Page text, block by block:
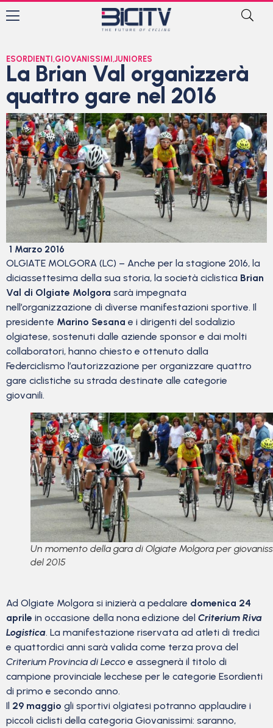
ESORDIENTI ,GIOVANISSIMI ,JUNIORES
La Brian Val organizzerà
quattro gare nel 2016
1 Marzo 2016
OLGIATE MOLGORA (LC) – Anche per la stagione 2016, la
diciassettesima della sua storia, la società ciclistica Brian
Val di Olgiate Molgora sarà impegnata
nell’organizzazione di diverse manifestazioni sportive. Il
presidente Marino Sesana e i dirigenti del sodalizio
olgiatese, sostenuti dalle aziende sponsor e dai molti
collaboratori, hanno chiesto e ottenuto dalla
Federciclismo l’autorizzazione per organizzare quattro
gare ciclistiche su strada destinate alle categorie
giovanili.
Un momento della gara di Olgiate Molgora per
del 2015
Ad Olgiate Molgora si inizierà a pedalare domenica 24
aprile in occasione della nona edizione del Criterium Riva
Logistica. La manifestazione riservata ad atleti di tredici
e quattordici anni sarà valida come terza prova del
Criterium Provincia di Lecco e assegnerà il titolo di
campione provinciale lecchese per le categorie Esordienti
di primo e secondo anno.
Il 29 maggio gli sportivi olgiatesi potranno applaudire i
piccoli ciclisti della categoria Giovanissimi: saranno,